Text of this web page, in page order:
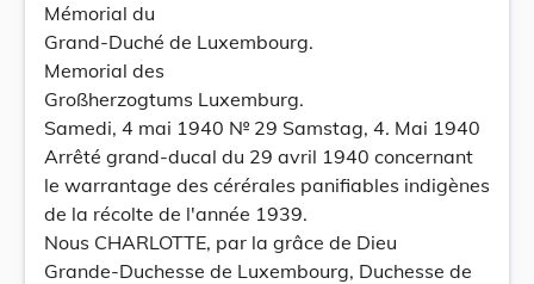
Mémorial du
Grand-Duché de Luxembourg.
Memorial des
Großherzogtums Luxemburg.
Samedi, 4 mai 1940 № 29 Samstag, 4. Mai 1940
Arrêté grand-ducal du 29 avril 1940 concernant
le warrantage des cérérales panifiables indigènes
de la récolte de l'année 1939.
Nous CHARLOTTE, par la grâce de Dieu
Grande-Duchesse de Luxembourg, Duchesse de